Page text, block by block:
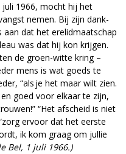
1966, mocht hij het
nemen. Bij zijn dank-
dat het erelidmaatschap
was dat hij kon krijgen.
de groen-witte kring –
mens is wat goeds te
“als je het maar wilt zien.
goed voor elkaar te zijn,
“Het afscheid is niet
ervoor dat het eerste
ik kom graag om jullie
Bel, 1 juli 1966.)